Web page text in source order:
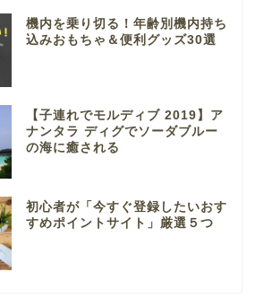
機内を乗り切る！年齢別機内持ち
込みおもちゃ＆便利グッズ30選
【子連れでモルディブ 2019】ア
ナンタラ ディグでソーダブルー
の海に癒される
初心者が「今すぐ登録したいおす
すめポイントサイト」厳選５つ